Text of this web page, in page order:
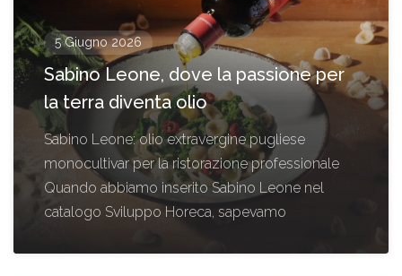
5 Giugno 2026
Sabino Leone, dove la passione per
la terra diventa olio
Sabino Leone: olio extravergine pugliese
monocultivar per la ristorazione professionale
Quando abbiamo inserito Sabino Leone nel
catalogo Sviluppo Horeca, sapevamo